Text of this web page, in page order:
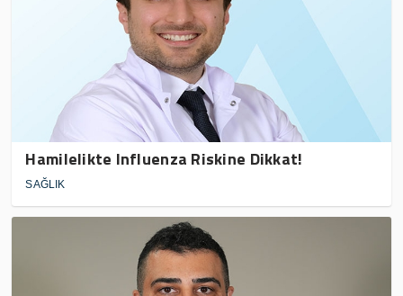
Hamilelikte Influenza Riskine Dikkat!
SAĞLIK